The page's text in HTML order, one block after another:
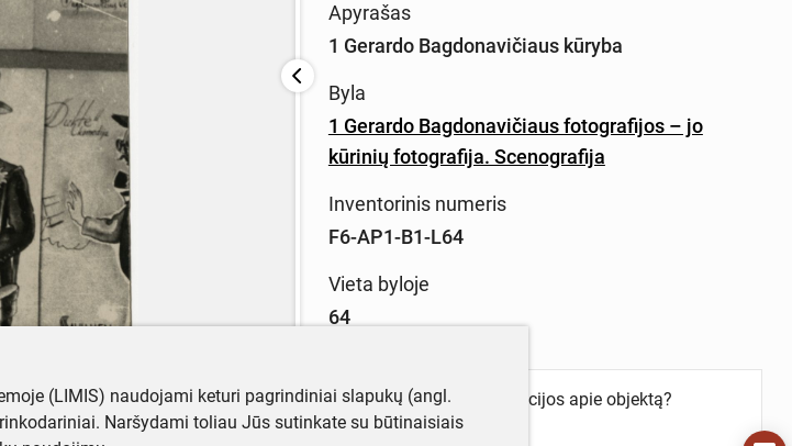
Apyrašas
1 Gerardo Bagdonavičiaus kūryba
Byla
1 Gerardo Bagdonavičiaus fotografijos – jo
kūrinių fotografija. Scenografija
Inventorinis numeris
F6-AP1-B1-L64
Vieta byloje
64
Turite daugiau informacijos apie objektą?
Parašykite mums!
(LIMIS) naudojami keturi pagrindiniai slapukų (angl.
Naršydami toliau Jūs sutinkate su būtinaisiais